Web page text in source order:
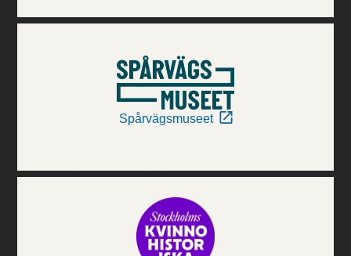
Spårvägsmuseet